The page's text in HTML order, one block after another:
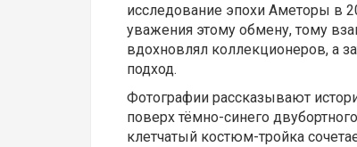
исследование эпохи Аметоры в
уважения этому обмену, тому
вдохновлял коллекционеров, а
подход.
Фотографии рассказывают
поверх тёмно-синего
клетчатый костюм-тройка